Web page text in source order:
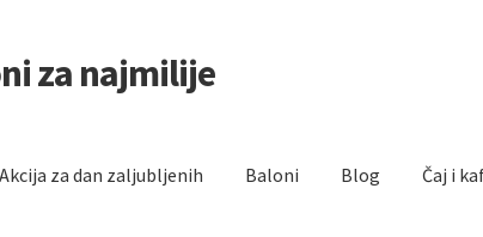
za najmilije
Akcija za dan zaljubljenih Baloni Blog Čaj i